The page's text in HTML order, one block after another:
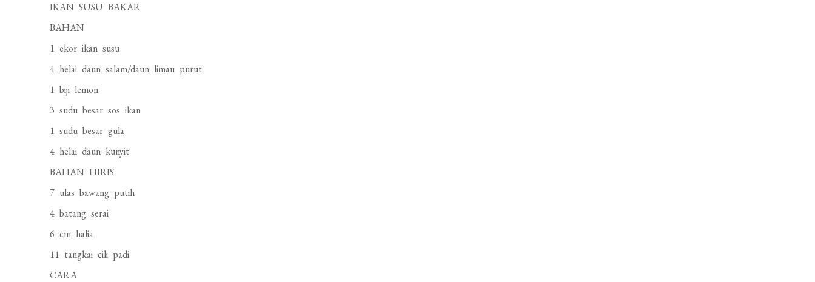
IKAN SUSU BAKAR
BAHAN
1 ekor ikan susu
4 helai daun salam/daun limau purut
1 biji lemon
3 sudu besar sos ikan
1 sudu besar gula
4 helai daun kunyit
BAHAN HIRIS
7 ulas bawang putih
4 batang serai
6 cm halia
11 tangkai cili padi
CARA